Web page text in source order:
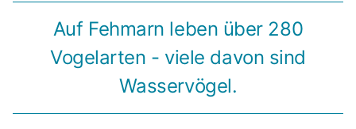
Auf Fehmarn leben über 280
Vogelarten - viele davon sind
Wasservögel.